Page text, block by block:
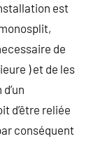
est
de
) et de les
d’être reliée
conséquent